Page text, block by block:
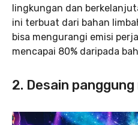
lingkungan dan
ini terbuat dari bahan
bisa mengurangi emisi
mencapai 80% daripada
2. Desain